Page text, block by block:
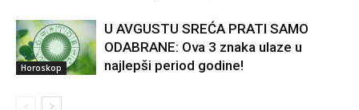
Horoskop
U AVGUSTU SREĆA PRATI SAMO
ODABRANE: Ova 3 znaka ulaze u
najlepši period godine!